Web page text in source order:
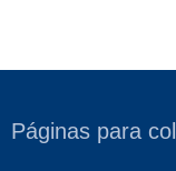
Páginas para